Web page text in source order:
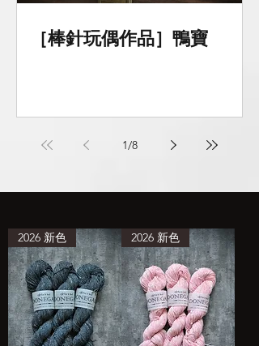
［棒針玩偶作品］鴨寶
1/8
2026 新色 2026 新色